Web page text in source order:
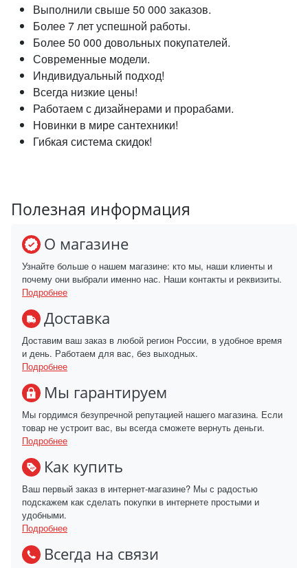
Выполнили свыше 50 000 заказов.
Более 7 лет успешной работы.
Более 50 000 довольных покупателей.
Современные модели.
Индивидуальный подход!
Всегда низкие цены!
Работаем с дизайнерами и прорабами.
Новинки в мире сантехники!
Гибкая система скидок!
Полезная информация
О магазине
Узнайте больше о нашем магазине: кто мы, наши клиенты и
почему они выбрали именно нас. Наши контакты и реквизиты.
Подробнее
Доставка
Доставим ваш заказ в любой регион России, в удобное время
и день. Работаем для вас, без выходных.
Подробнее
Мы гарантируем
Мы гордимся безупречной репутацией нашего магазина. Если
товар не устроит вас, вы всегда сможете вернуть деньги.
Подробнее
Как купить
Ваш первый заказ в интернет-магазине? Мы с радостью
подскажем как сделать покупки в интернете простыми и
удобными.
Подробнее
Всегда на связи